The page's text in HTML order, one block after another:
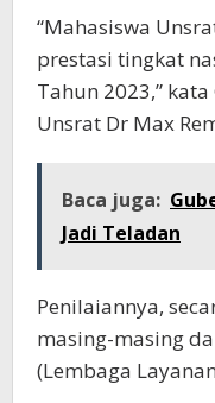
“Mahasiswa
prestasi tingkat
Tahun 2023,”
Unsrat Dr Max
Baca juga:
Jadi Teladan
Penilaiannya,
masing-masing
(Lembaga